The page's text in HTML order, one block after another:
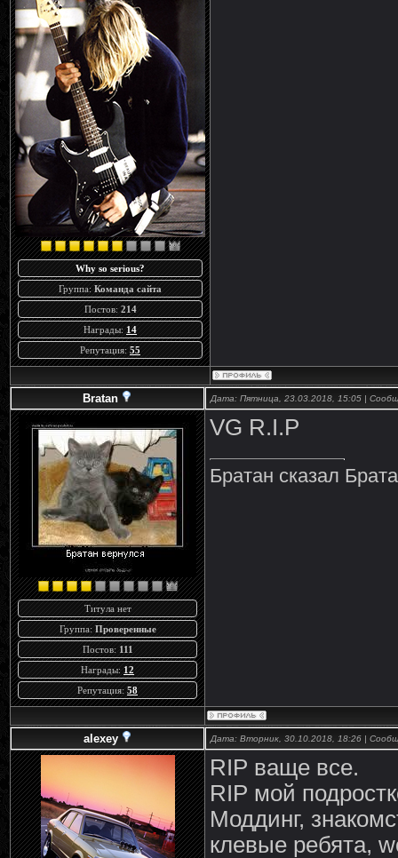
Why so serious?
Группа: Команда сайта
Постов: 214
Награды: 14
Репутация: 55
Bratan Дата: Пятница, 23.03.2018, 15:05 |
Титула нет
Группа: Проверенные
Постов: 111
Награды: 12
Репутация: 58
VG R.I.P
Братан сказал
alexey Дата: Вторник, 30.10.2018, 18:26 |
RIP ваще все.
RIP мой
Моддинг,
клевые ребята,